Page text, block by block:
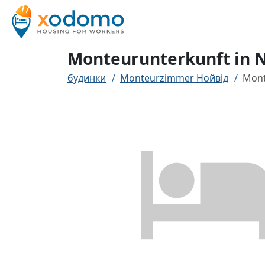
Monteurunterkunft in
будинки Monteurzimmer Нойвід